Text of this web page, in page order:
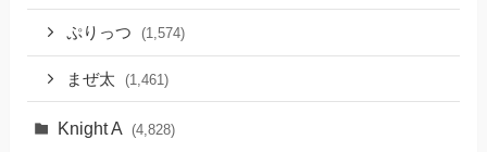
ぷりっつ (1,574)
まぜ太 (1,461)
Knight A (4,828)